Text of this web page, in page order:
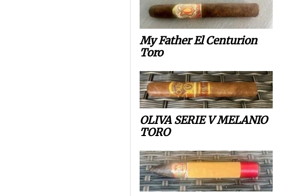
My Father El Centurion
Toro
OLIVA SERIE V MELANIO
TORO